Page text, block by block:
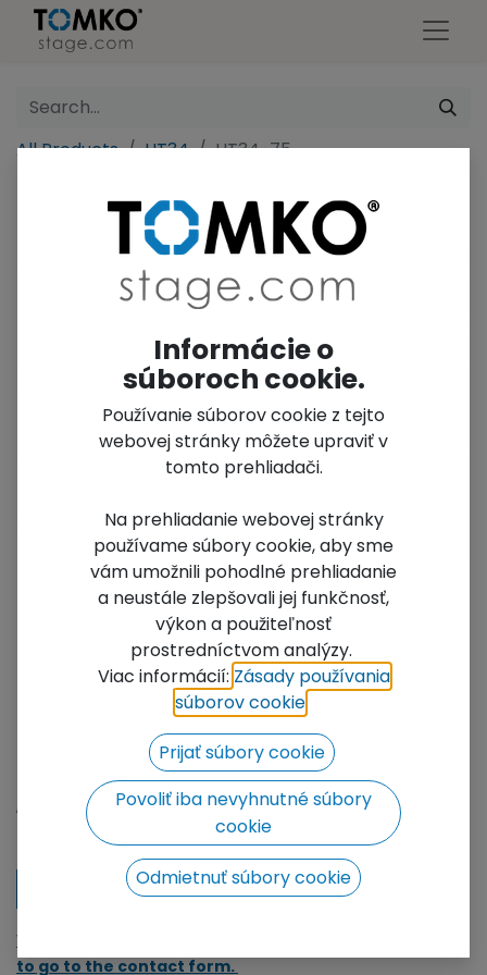
All Products HT34 HT34-75
HT34-75
Tubes: 50x3mm
Braces: 20x3mm
Not Available For Sale
Add to wishlist
Contact Us
We will be happy to prepare a price offer for you, click
to go to the contact form.
Informácie o
súboroch cookie.
Používanie súborov cookie z tejto
webovej stránky môžete upraviť v
tomto prehliadači.
Na prehliadanie webovej stránky
používame súbory cookie, aby sme
vám umožnili pohodlné prehliadanie
a neustále zlepšovali jej funkčnosť,
výkon a použiteľnosť
prostredníctvom analýzy.
Viac informácií: Zásady používania
súborov cookie​.
Prijať súbory cookie
Povoliť iba nevyhnutné súbory
cookie
Odmietnuť súbory cookie